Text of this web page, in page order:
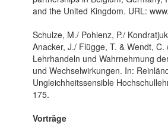
and the United Kingdom. URL:
Schulze, M./ Pohlenz, P./
Anacker, J./ Flügge, T. & Wendt,
Lehrhandeln und Wahrnehmung
und Wechselwirkungen. In:
Ungleichheitssensible
175.
Vorträge